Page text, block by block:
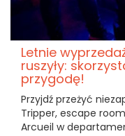
Letnie
ruszyły:
przygodę!
Przyjdź przeżyć
Tripper, escape
Arcueil w